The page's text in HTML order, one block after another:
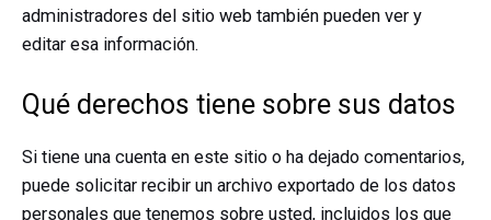
administradores del sitio web también pueden ver y
editar esa información.
Qué derechos tiene sobre sus datos
Si tiene una cuenta en este sitio o ha dejado comentarios,
puede solicitar recibir un archivo exportado de los datos
personales que tenemos sobre usted, incluidos los que